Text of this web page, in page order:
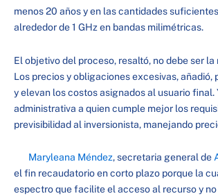
menos 20 años y en las cantidades
alrededor de 1 GHz en bandas milimétricas.
El objetivo del proceso, resaltó, no debe ser
Los precios y obligaciones excesivas,
y elevan los costos asignados al usuario
administrativa a quien cumple mejor los
previsibilidad al inversionista, manejando
Maryleana Méndez, secretaria general de
el fin recaudatorio en corto plazo porque la
espectro que facilite el acceso al recurso y